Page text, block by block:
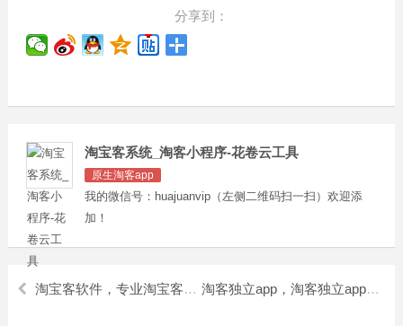
分享到：
淘宝客系统_淘客小程序-花卷云工具
原生淘客app
我的微信号：huajuanvip（左侧二维码扫一扫）欢迎添
加！
淘宝客软件，专业淘宝客软件开发 淘客独立app，淘客独立app程序